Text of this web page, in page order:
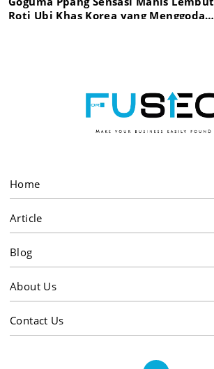
Roti Ubi Khas Korea yang Menggoda
Home
Article
Blog
About Us
Contact Us